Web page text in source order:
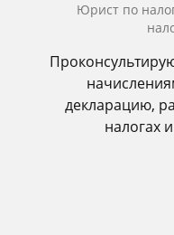
Юрист по
декларацию,
налогах